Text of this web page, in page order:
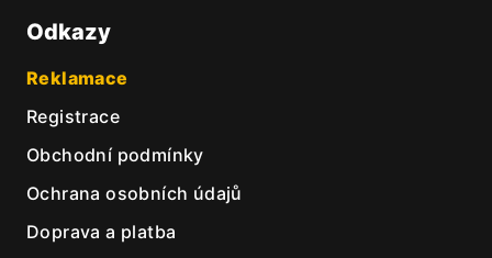
Odkazy
Reklamace
Registrace
Obchodní podmínky
Ochrana osobních údajů
Doprava a platba